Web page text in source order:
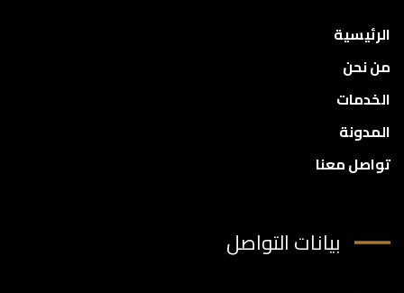
الرئيسية
من نحن
الخدمات
المدونة
تواصل معنا
بيانات التواصل